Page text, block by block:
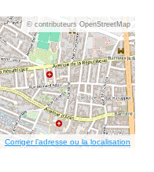
© contributeurs OpenStreetMap
Corriger l’adresse ou la localisation